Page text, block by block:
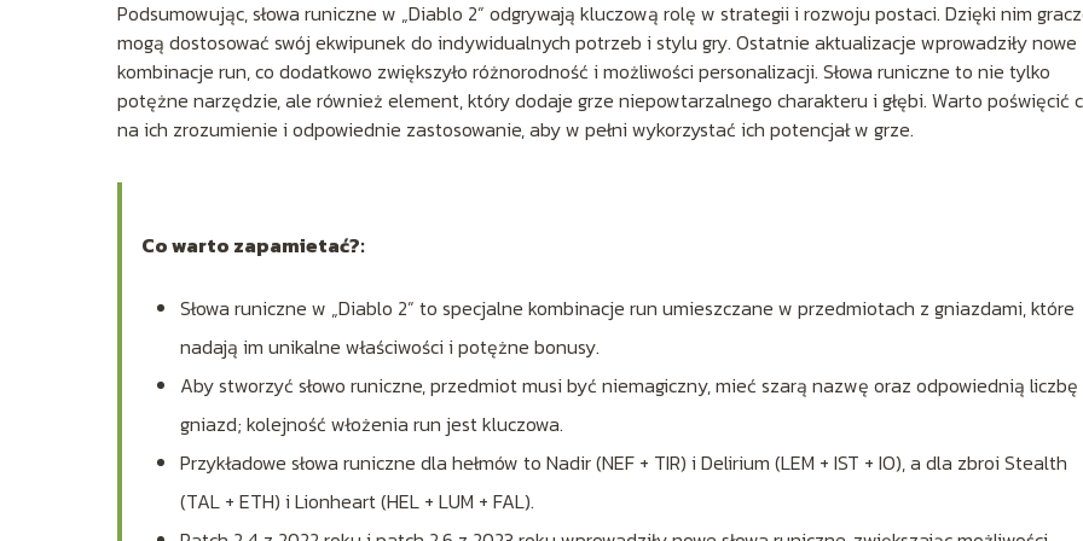
Podsumowując, słowa runiczne w „Diablo 2” odgrywają kluczową rolę w strategii i rozwoju postaci. Dzięki nim
mogą dostosować swój ekwipunek do indywidualnych potrzeb i stylu gry. Ostatnie aktualizacje wprowadziły nowe
kombinacje run, co dodatkowo zwiększyło różnorodność i możliwości personalizacji. Słowa runiczne to nie tylko
potężne narzędzie, ale również element, który dodaje grze niepowtarzalnego charakteru i głębi. Warto poświęcić
na ich zrozumienie i odpowiednie zastosowanie, aby w pełni wykorzystać ich potencjał w grze.
Co warto zapamietać?:
Słowa runiczne w „Diablo 2” to specjalne kombinacje run umieszczane w przedmiotach z gniazdami, które
nadają im unikalne właściwości i potężne bonusy.
Aby stworzyć słowo runiczne, przedmiot musi być niemagiczny, mieć szarą nazwę oraz odpowiednią liczbę
gniazd; kolejność włożenia run jest kluczowa.
Przykładowe słowa runiczne dla hełmów to Nadir (NEF + TIR) i Delirium (LEM + IST + IO), a dla zbroi Stealth
(TAL + ETH) i Lionheart (HEL + LUM + FAL).